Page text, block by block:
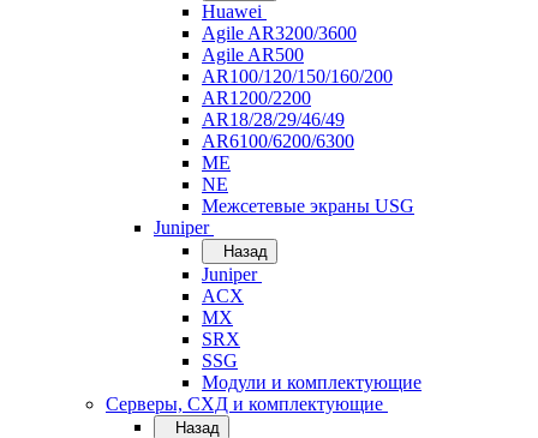
Huawei
Agile AR3200/3600
Agile AR500
AR100/120/150/160/200
AR1200/2200
AR18/28/29/46/49
AR6100/6200/6300
ME
NE
Межсетевые экраны USG
Juniper
Назад
Juniper
ACX
MX
SRX
SSG
Модули и комплектующие
Серверы, СХД и комплектующие
Назад